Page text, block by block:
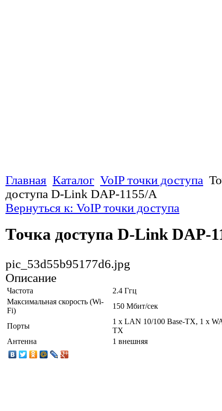
Главная Каталог VoIP точки доступа
доступа D-Link DAP-1155/A
Вернуться к: VoIP точки доступа
Точка доступа D-Link DAP-
pic_53d55b95177d6.jpg
Описание
Частота
2.4 Ггц
Максимальная скорость (Wi-
Fi)
150 Мбит/сек
Порты
1 x LAN 10/100 Base-TX, 1 x
TX
Антенна
1 внешняя